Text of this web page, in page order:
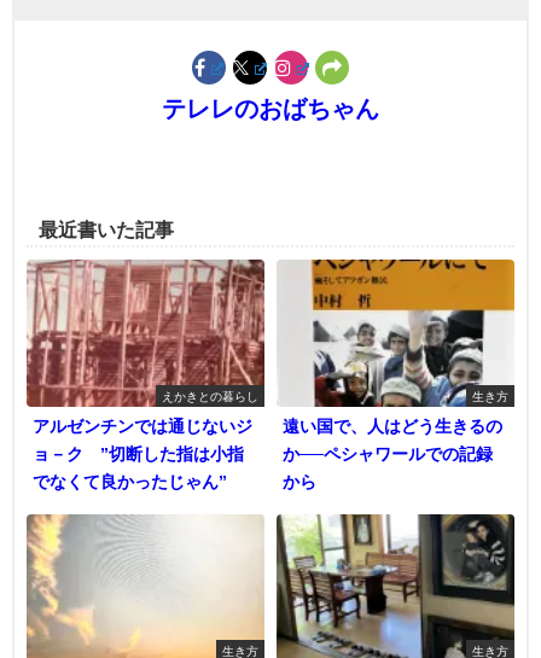
テレレのおばちゃん
最近書いた記事
えかきとの暮らし
アルゼンチンでは通じないジ
ョ－ク ”切断した指は小指
でなくて良かったじゃん”
生き方
遠い国で、人はどう生きるの
か──ペシャワールでの記録
から
生き方 生き方